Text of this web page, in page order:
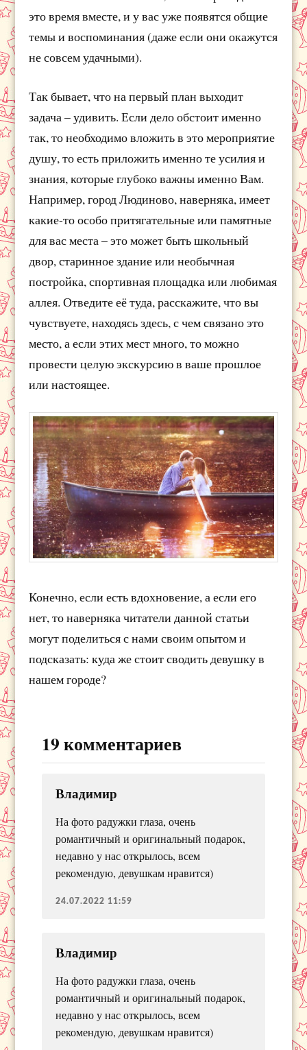
это время вместе, и у вас уже появятся общие
темы и воспоминания (даже если они окажутся
не совсем удачными).
Так бывает, что на первый план выходит
задача – удивить. Если дело обстоит именно
так, то необходимо вложить в это мероприятие
душу, то есть приложить именно те усилия и
знания, которые глубоко важны именно Вам.
Например, город Людиново, наверняка, имеет
какие-то особо притягательные или памятные
для вас места – это может быть школьный
двор, старинное здание или необычная
постройка, спортивная площадка или любимая
аллея. Отведите её туда, расскажите, что вы
чувствуете, находясь здесь, с чем связано это
место, а если этих мест много, то можно
провести целую экскурсию в ваше прошлое
или настоящее.
Конечно, если есть вдохновение, а если его
нет, то наверняка читатели данной статьи
могут поделиться с нами своим опытом и
подсказать: куда же стоит сводить девушку в
нашем городе?
19 комментариев
Владимир
На фото радужки глаза, очень
романтичный и оригинальный подарок,
недавно у нас открылось, всем
рекомендую, девушкам нравится)
24.07.2022 11:59
Владимир
На фото радужки глаза, очень
романтичный и оригинальный подарок,
недавно у нас открылось, всем
рекомендую, девушкам нравится)